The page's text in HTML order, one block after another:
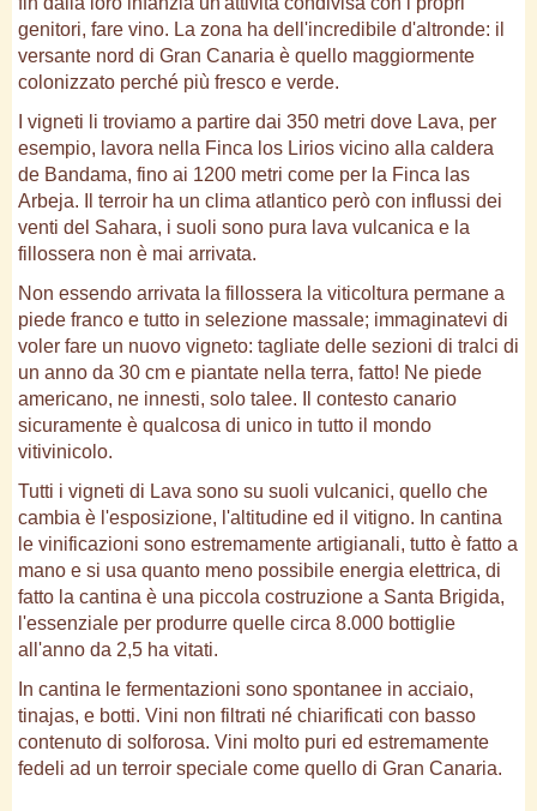
genitori, fare vino. La zona ha dell'incredibile d'altronde: il
versante nord di Gran Canaria è quello maggiormente
colonizzato perché più fresco e verde.
I vigneti li troviamo a partire dai 350 metri dove Lava, per
esempio, lavora nella Finca los Lirios vicino alla caldera
de Bandama, fino ai 1200 metri come per la Finca las
Arbeja. Il terroir ha un clima atlantico però con influssi dei
venti del Sahara, i suoli sono pura lava vulcanica e la
fillossera non è mai arrivata.
Non essendo arrivata la fillossera la viticoltura permane a
piede franco e tutto in selezione massale; immaginatevi di
voler fare un nuovo vigneto: tagliate delle sezioni di tralci di
un anno da 30 cm e piantate nella terra, fatto! Ne piede
americano, ne innesti, solo talee. Il contesto canario
sicuramente è qualcosa di unico in tutto il mondo
vitivinicolo.
Tutti i vigneti di Lava sono su suoli vulcanici, quello che
cambia è l'esposizione, l'altitudine ed il vitigno. In cantina
le vinificazioni sono estremamente artigianali, tutto è fatto a
mano e si usa quanto meno possibile energia elettrica, di
fatto la cantina è una piccola costruzione a Santa Brigida,
l'essenziale per produrre quelle circa 8.000 bottiglie
all'anno da 2,5 ha vitati.
In cantina le fermentazioni sono spontanee in acciaio,
tinajas, e botti. Vini non filtrati né chiarificati con basso
contenuto di solforosa. Vini molto puri ed estremamente
fedeli ad un terroir speciale come quello di Gran Canaria.